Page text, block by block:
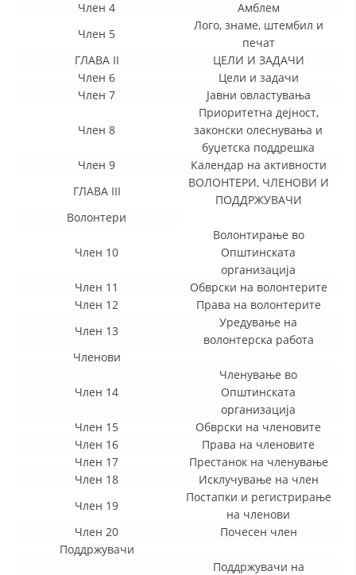
ОРГАНИЗАЦИЈА И РАЗВОЈ
РАКОВОДЕН ОДБОР
СТРУКТУРА И ОРГАНИЗАЦИОНА ПОСТАВЕНОСТ
ДИСЕМИНАЦИЈА
ПРОМОЦИЈА НА ХУМАНИ ВРЕДНОСТИ
УПОТРЕБА И ЗАШТИТА НА АМБЛЕМОТ
СОЦИЈАЛНО ХУМАНИТАРНА ДЕЈНОСТ
ПОДГОТВЕНОСТ И ДЕЈСТВО ПРИ КАТАСТРОФИ
ТИМОВИ НА ООЦК ОХРИД
ОДНОСИ СО ЈАВНОСТ
ИСТРАЖУВАЊЕ НА ЈАВНО МИСЛЕЊЕ
МЕЃУНАРОДНА СОРАБОТКА
ЗНАЧЕЊЕ НА СЛУЖБАТА ЗА БАРАЊЕ
Член 4
Амблем
Член 5
Лого, знаме, штембил и
печат
ГЛАВА II
ЦЕЛИ И ЗАДАЧИ
Член 6
Цели и задачи
Член 7
Јавни овластувања
Член 8
Приоритетна дејност,
законски олеснувања и
буџетска поддрешка
Член 9
Календар на активности
ГЛАВА III
ВОЛОНТЕРИ, ЧЛЕНОВИ И
ПОДДРЖУВАЧИ
Волонтери
Член 10
Волонтирање во
Општинската
организација
Член 11
Обврски на волонтерите
Член 12
Права на волонтерите
Член 13
Уредување на
волонтерска работа
Членови
Член 14
Членување во
Општинската
организација
Член 15
Обврски на членовите
Член 16
Права на членовите
Член 17
Престанок на членување
Член 18
Исклучување на член
Член 19
Постапки и регистрирање
на членови
Член 20
Почесен член
Поддржувачи
Поддржувачи на